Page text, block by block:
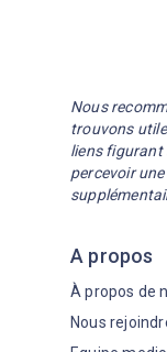
A propos
Nous
trouvons
liens figurant
percevoir
Nous
À propos de